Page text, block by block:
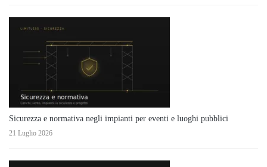
Sicurezza e normativa negli impianti per eventi e luoghi pubblici
21 Luglio 2026